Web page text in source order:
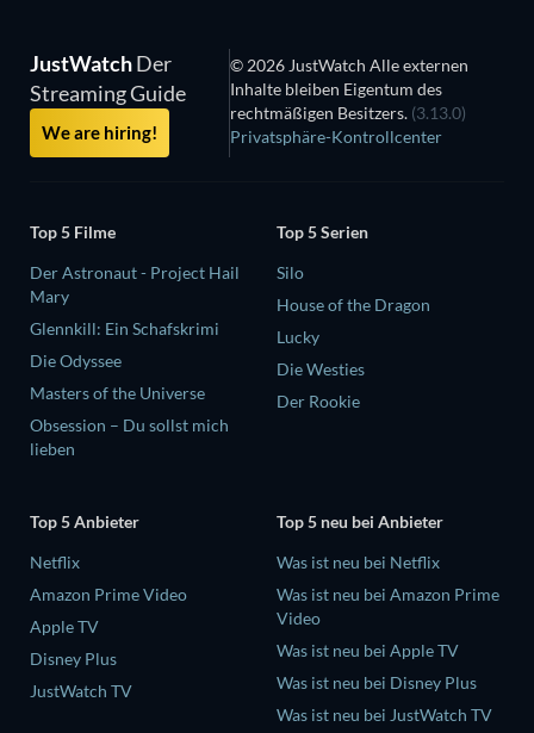
JustWatchDer
Streaming Guide
We are hiring!
© 2026 JustWatch Alle externen
Inhalte bleiben Eigentum des
rechtmäßigen Besitzers. (3.13.0)
Privatsphäre-Kontrollcenter
Top 5 Filme
Der Astronaut - Project Hail
Mary
Glennkill: Ein Schafskrimi
Die Odyssee
Masters of the Universe
Obsession – Du sollst mich
lieben
Top 5 Serien
Silo
House of the Dragon
Lucky
Die Westies
Der Rookie
Top 5 Anbieter
Netflix
Amazon Prime Video
Apple TV
Disney Plus
JustWatch TV
Top 5 neu bei Anbieter
Was ist neu bei Netflix
Was ist neu bei Amazon Prime
Video
Was ist neu bei Apple TV
Was ist neu bei Disney Plus
Was ist neu bei JustWatch TV